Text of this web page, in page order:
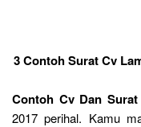
3 Contoh Surat Cv
Contoh Cv Dan
2017 perihal. Kamu